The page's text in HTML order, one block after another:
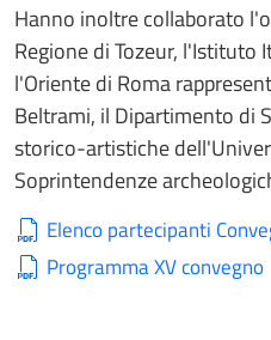
Hanno inoltre collaborato
Regione di Tozeur, l'Istituto
l'Oriente di Roma
Beltrami, il Dipartimento di
storico-artistiche
Soprintendenze
Elenco partecipanti
Programma XV convegno